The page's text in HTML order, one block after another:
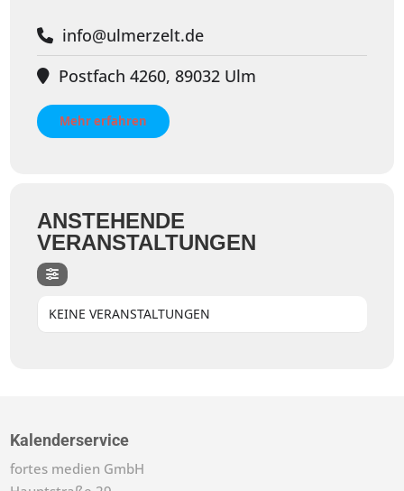
info@ulmerzelt.de
Postfach 4260, 89032 Ulm
Mehr erfahren
ANSTEHENDE
VERANSTALTUNGEN
KEINE VERANSTALTUNGEN
Kalenderservice
fortes medien GmbH